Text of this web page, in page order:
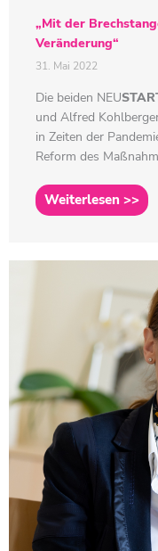
„Mit der
Veränderung“
31. Mai 2022
Die beiden NEU
und Alfred
in Zeiten der
Reform des
Weiterlesen >>